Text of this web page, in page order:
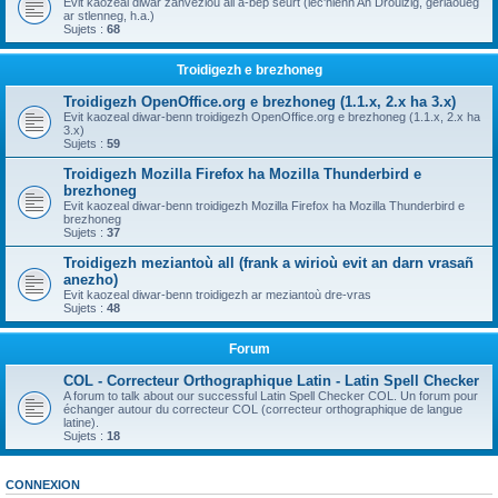
ar stlenneg, h.a.)
Sujets : 68
Troidigezh e brezhoneg
Troidigezh OpenOffice.org e brezhoneg (1.1.x, 2.x ha 3.x)
Evit kaozeal diwar-benn troidigezh OpenOffice.org e brezhoneg (1.1.x, 2.x ha
3.x)
Sujets : 59
Troidigezh Mozilla Firefox ha Mozilla Thunderbird e
brezhoneg
Evit kaozeal diwar-benn troidigezh Mozilla Firefox ha Mozilla Thunderbird e
brezhoneg
Sujets : 37
Troidigezh meziantoù all (frank a wirioù evit an darn vrasañ
anezho)
Evit kaozeal diwar-benn troidigezh ar meziantoù dre-vras
Sujets : 48
Forum
COL - Correcteur Orthographique Latin - Latin Spell Checker
A forum to talk about our successful Latin Spell Checker COL. Un forum pour
échanger autour du correcteur COL (correcteur orthographique de langue
latine).
Sujets : 18
CONNEXION